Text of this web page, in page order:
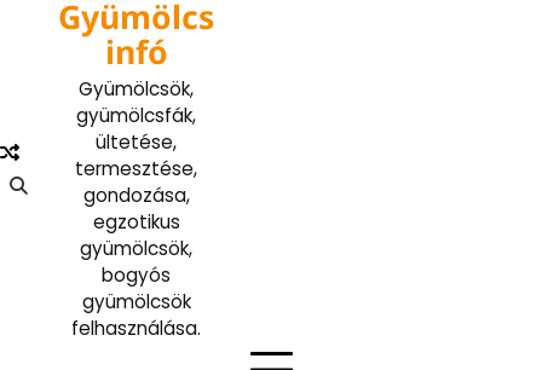
Gyümölcs
infó
Gyümölcsök,
gyümölcsfák,
ültetése,
termesztése,
gondozása,
egzotikus
gyümölcsök,
bogyós
gyümölcsök
felhasználása.